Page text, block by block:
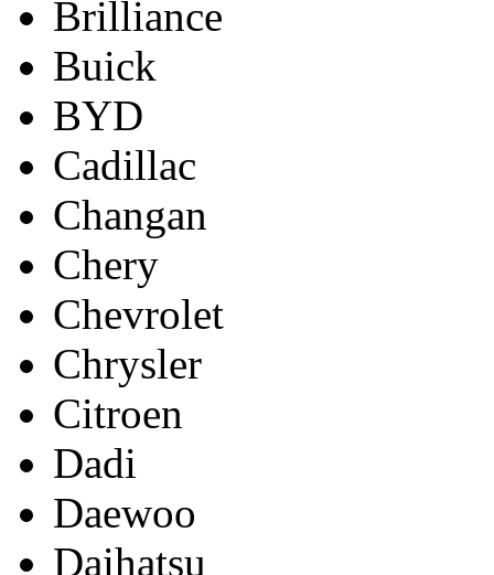
Brilliance
Buick
BYD
Cadillac
Changan
Chery
Chevrolet
Chrysler
Citroen
Dadi
Daewoo
Daihatsu